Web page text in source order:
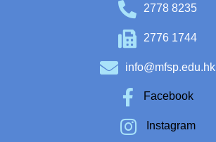
2778 8235
2776 1744
info@mfsp.edu.hk
Facebook
Instagram